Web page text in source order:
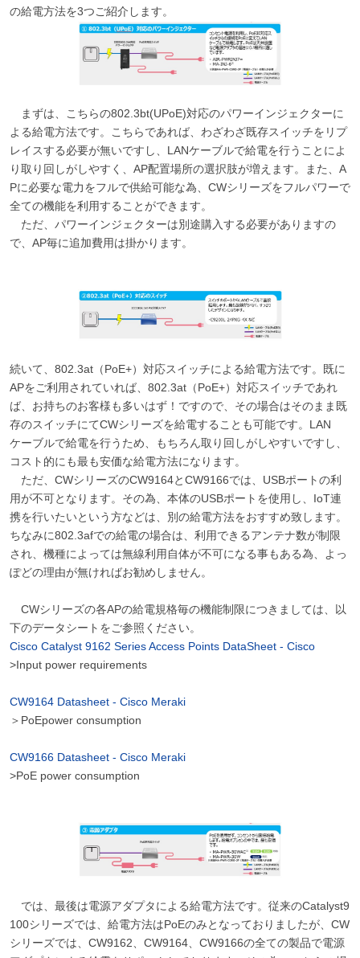
の給電方法を3つご紹介します。
まずは、こちらの802.3bt(UPoE)対応のパワーインジェクターに
よる給電方法です。こちらであれば、わざわざ既存スイッチをリプ
レイスする必要が無いですし、LANケーブルで給電を行うことによ
り取り回しがしやすく、AP配置場所の選択肢が増えます。また、A
Pに必要な電力をフルで供給可能な為、CWシリーズをフルパワーで
全ての機能を利用することができます。
ただ、パワーインジェクターは別途購入する必要がありますの
で、AP毎に追加費用は掛かります。
続いて、802.3at（PoE+）対応スイッチによる給電方法です。既に
APをご利用されていれば、802.3at（PoE+）対応スイッチであれ
ば、お持ちのお客様も多いはず！ですので、その場合はそのまま既
存のスイッチにてCWシリーズを給電することも可能です。LAN
ケーブルで給電を行うため、もちろん取り回しがしやすいですし、
コスト的にも最も安価な給電方法になります。
ただ、CWシリーズのCW9164とCW9166では、USBポートの利
用が不可となります。その為、本体のUSBポートを使用し、IoT連
携を行いたいという方などは、別の給電方法をおすすめ致します。
ちなみに802.3afでの給電の場合は、利用できるアンテナ数が制限
され、機種によっては無線利用自体が不可になる事もある為、よっ
ぽどの理由が無ければお勧めしません。
CWシリーズの各APの給電規格毎の機能制限につきましては、以
下のデータシートをご参照ください。
Cisco Catalyst 9162 Series Access Points DataSheet - Cisco
>Input power requirements
CW9164 Datasheet - Cisco Meraki
＞PoEpower consumption
CW9166 Datasheet - Cisco Meraki
>PoE power consumption
では、最後は電源アダプタによる給電方法です。従来のCatalyst9
100シリーズでは、給電方法はPoEのみとなっておりましたが、CW
シリーズでは、CW9162、CW9164、CW9166の全ての製品で電源